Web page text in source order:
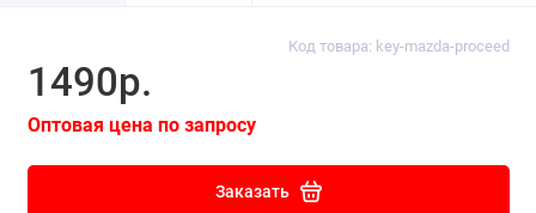
Код товара: key-mazda-proceed
1490р.
Оптовая цена по запросу
Заказать